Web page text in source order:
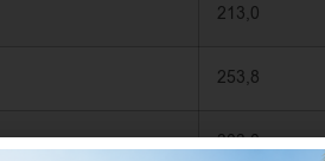
213,0
253,8
303,0